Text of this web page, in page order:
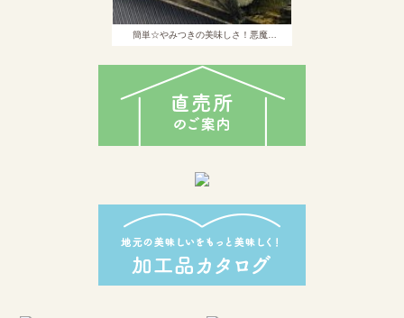
簡単☆やみつきの美味しさ！悪魔…